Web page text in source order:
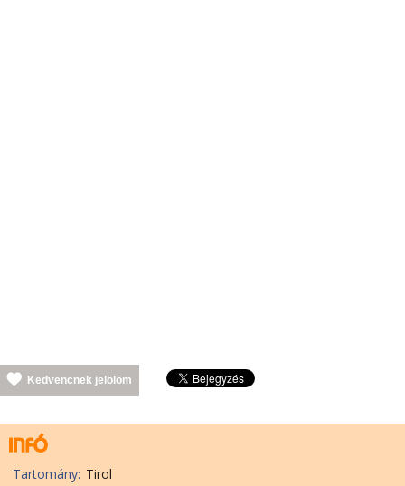
Kedvencnek jelölöm
Tartomány: Tirol